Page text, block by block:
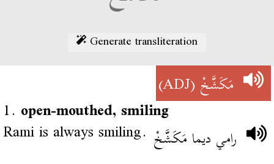
Generate transliteration
مَكَشَّخْ(ADJ)
1. open-mouthed, smiling
Rami is always smiling. رامي ديما مَكَشَّخْ